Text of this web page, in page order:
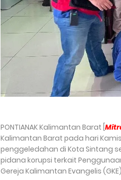
PONTIANAK Kalimantan Barat [
Kalimantan Barat pada hari
penggeledahan di Kota Sintang
pidana korupsi terkait
Gereja Kalimantan Evangelis (GKE)